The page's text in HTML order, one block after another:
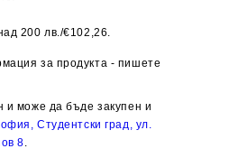
200 лв./€102,26.
за продукта - пишете
и може да бъде закупен и
Студентски град, ул.
8